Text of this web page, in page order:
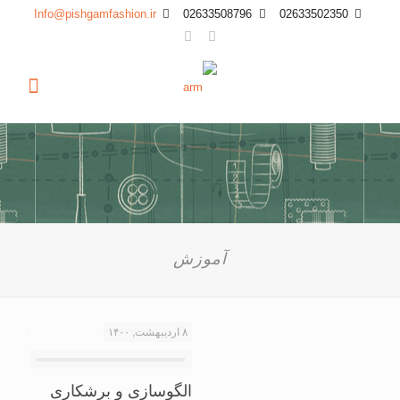
02633502350
02633508796
Info@pishgamfashion.ir
آموزش
۸ اردیبهشت, ۱۴۰۰
الگوسازی و برشکاری